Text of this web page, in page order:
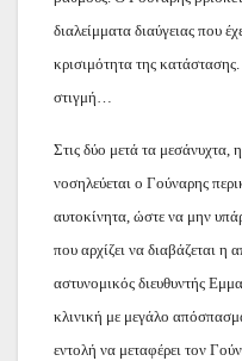
διαλείμματα διαύγειας που
κρισιμότητα της κατάστασης.
στιγμή…
Στις δύο μετά τα
νοσηλεύεται ο Γούναρης
αυτοκίνητα, ώστε να μην
που αρχίζει να διαβάζεται η
αστυνομικός διευθυντής
κλινική με μεγάλο
εντολή να μεταφέρει τον